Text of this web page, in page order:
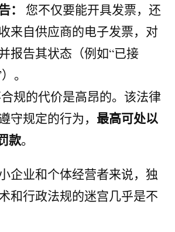
：
您不仅要能开具发票，还
来自供应商的电子发票，对
报告其状态（例如“已接
。
规的代价是高昂的。该法律
守规定的行为， 最高可处以
款。
企业和个体经营者来说，独
和行政法规的迷宫几乎是不